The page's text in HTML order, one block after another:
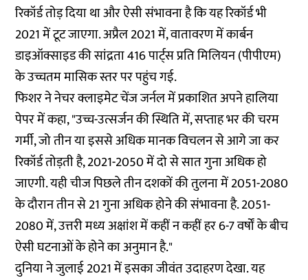
रिकॉर्ड तोड़ दिया था और ऐसी संभावना है कि यह रिकॉर्ड भी
2021 में टूट जाएगा. अप्रैल 2021 में, वातावरण में कार्बन
डाइऑक्साइड की सांद्रता 416 पार्ट्स प्रति मिलियन (पीपीएम)
के उच्चतम मासिक स्तर पर पहुंच गई.
फिशर ने नेचर क्लाइमेट चेंज जर्नल में प्रकाशित अपने हालिया
पेपर में कहा, "उच्च-उत्सर्जन की स्थिति में, सप्ताह भर की चरम
गर्मी, जो तीन या इससे अधिक मानक विचलन से आगे जा कर
रिकॉर्ड तोड़ती है, 2021-2050 में दो से सात गुना अधिक हो
जाएगी. यही चीज पिछले तीन दशकों की तुलना में 2051-2080
के दौरान तीन से 21 गुना अधिक होने की संभावना है. 2051-
2080 में, उत्तरी मध्य अक्षांश में कहीं न कहीं हर 6-7 वर्षों के बीच
ऐसी घटनाओं के होने का अनुमान है."
दुनिया ने जुलाई 2021 में इसका जीवंत उदाहरण देखा. यह